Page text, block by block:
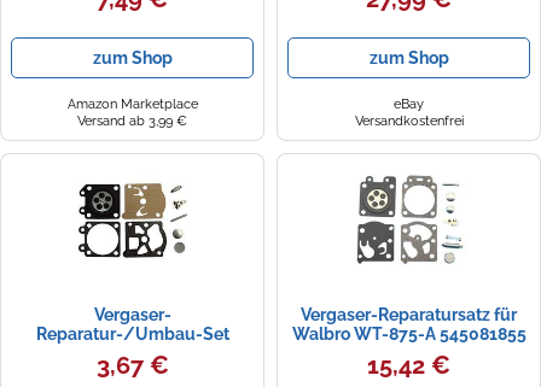
WT WY Vergasermotoren der
zum Shop
Amazon Marketplace
Versand ab 3,99 €
zum Shop
eBay
Versandkostenfrei
Vergaser-
Reparatur-/Umbau-Set
ersetzt Walbro K26-WAT für
Echo PB410 PB411
3,67 €
Vergaser-Reparatursatz für
Walbro WT-875-A 545081855
15,42 €